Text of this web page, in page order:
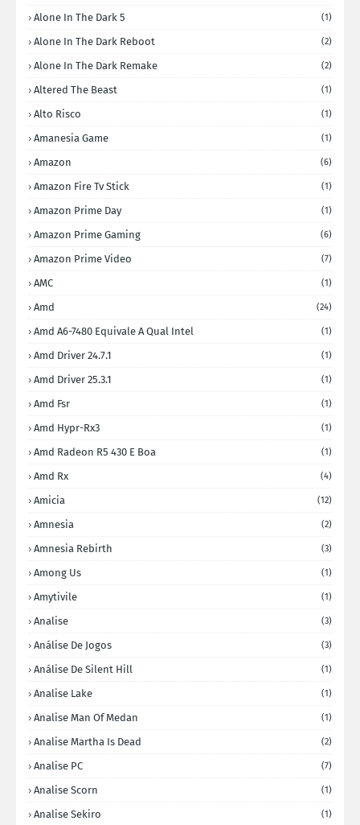
Alone In The Dark 5 (1)
Alone In The Dark Reboot (2)
Alone In The Dark Remake (2)
Altered The Beast (1)
Alto Risco (1)
Amanesia Game (1)
Amazon (6)
Amazon Fire Tv Stick (1)
Amazon Prime Day (1)
Amazon Prime Gaming (6)
Amazon Prime Video (7)
AMC (1)
Amd (24)
Amd A6-7480 Equivale A Qual Intel (1)
Amd Driver 24.7.1 (1)
Amd Driver 25.3.1 (1)
Amd Fsr (1)
Amd Hypr-Rx3 (1)
Amd Radeon R5 430 E Boa (1)
Amd Rx (4)
Amicia (12)
Amnesia (2)
Amnesia Rebirth (3)
Among Us (1)
Amytivile (1)
Analise (3)
Análise De Jogos (3)
Análise De Silent Hill (1)
Analise Lake (1)
Analise Man Of Medan (1)
Analise Martha Is Dead (2)
Analise PC (7)
Analise Scorn (1)
Analise Sekiro (1)